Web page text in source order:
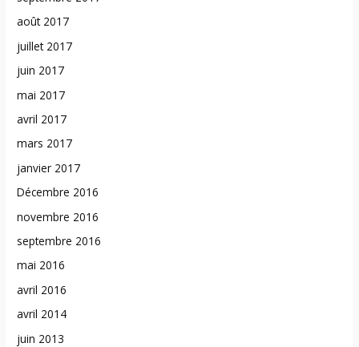
août 2017
juillet 2017
juin 2017
mai 2017
avril 2017
mars 2017
janvier 2017
Décembre 2016
novembre 2016
septembre 2016
mai 2016
avril 2016
avril 2014
juin 2013